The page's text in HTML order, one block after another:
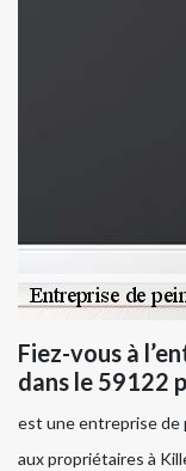
Fiez-vous à
dans le 59122
est une entreprise de
aux propriétaires à